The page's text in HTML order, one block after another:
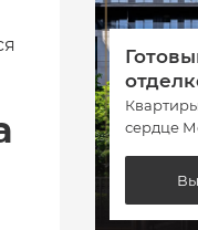
сердце